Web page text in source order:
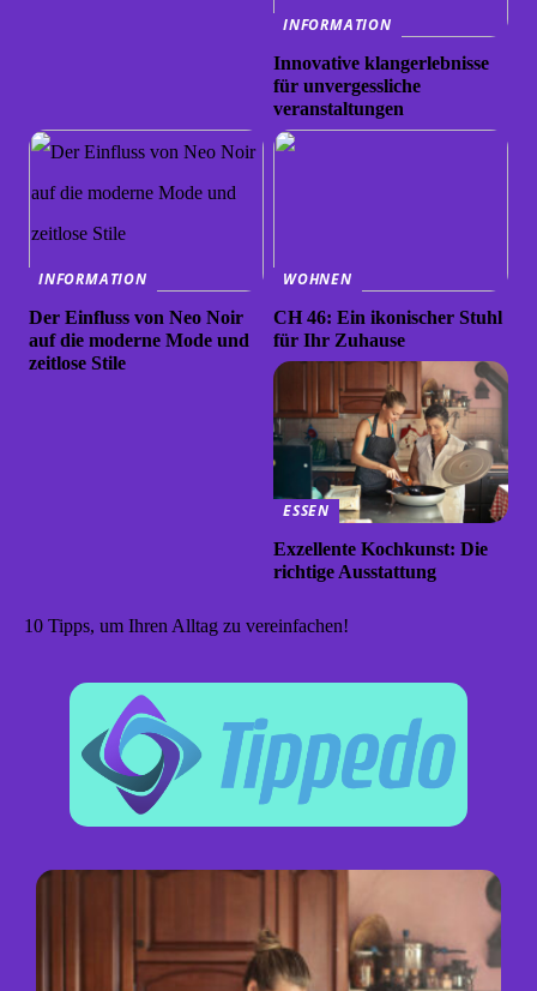
INFORMATION
Innovative klangerlebnisse
für unvergessliche
veranstaltungen
INFORMATION
Der Einfluss von Neo Noir
auf die moderne Mode und
zeitlose Stile
WOHNEN
CH 46: Ein ikonischer Stuhl
für Ihr Zuhause
ESSEN
Exzellente Kochkunst: Die
richtige Ausstattung
10 Tipps, um Ihren Alltag zu vereinfachen!